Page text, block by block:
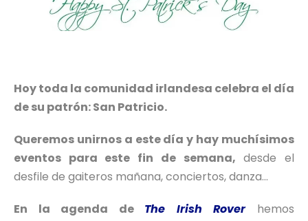
Hoy toda la comunidad irlandesa celebra el día
de su patrón: San Patricio.
Queremos unirnos a este día y hay muchísimos
eventos para este fin de semana, desde el
desfile de gaiteros mañana, conciertos, danza…
En la agenda de The Irish Roverhemos